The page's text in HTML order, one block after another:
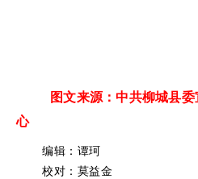
图文来源：中共柳城县
心
编辑：谭珂
校对：莫益金